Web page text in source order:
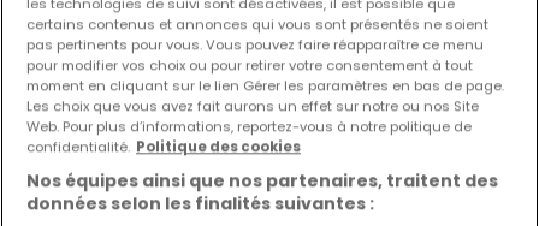
Les nouvelles annonces et baisses de prix en
avant première !
Activez une alerte sur cette recherche pour recevoir les
nouveaux biens ainsi que les changements de prix dans
votre boite email !
Créez une alerte
les technologies de suivi sont désactivées, il est possible que
certains contenus et annonces qui vous sont présentés ne soient
pas pertinents pour vous. Vous pouvez faire réapparaître ce menu
pour modifier vos choix ou pour retirer votre consentement à tout
moment en cliquant sur le lien Gérer les paramètres en bas de page.
Les choix que vous avez fait aurons un effet sur notre ou nos Site
Web. Pour plus d’informations, reportez-vous à notre politique de
confidentialité. Politique des cookies
Nos équipes ainsi que nos partenaires, traitent des
données selon les finalités suivantes :